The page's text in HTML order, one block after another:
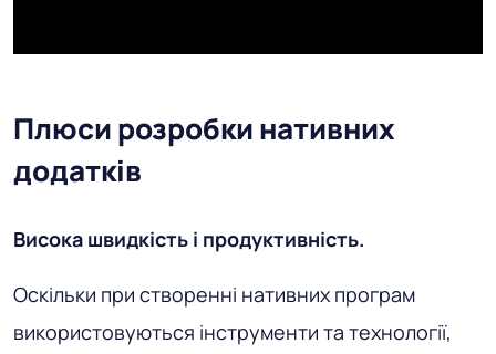
Плюси розробки нативних
додатків
Висока швидкість і продуктивність.
Оскільки при створенні нативних програм
використовуються інструменти та технології,